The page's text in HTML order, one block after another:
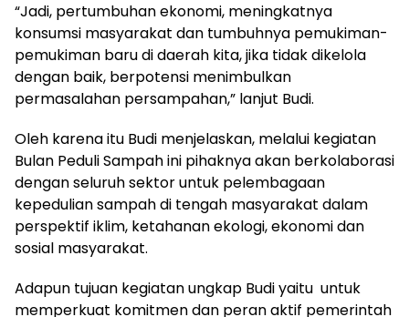
“Jadi, pertumbuhan ekonomi, meningkatnya
konsumsi masyarakat dan tumbuhnya pemukiman-
pemukiman baru di daerah kita, jika tidak dikelola
dengan baik, berpotensi menimbulkan
permasalahan persampahan,” lanjut Budi.
Oleh karena itu Budi menjelaskan, melalui kegiatan
Bulan Peduli Sampah ini pihaknya akan berkolaborasi
dengan seluruh sektor untuk pelembagaan
kepedulian sampah di tengah masyarakat dalam
perspektif iklim, ketahanan ekologi, ekonomi dan
sosial masyarakat.
Adapun tujuan kegiatan ungkap Budi yaitu untuk
memperkuat komitmen dan peran aktif pemerintah